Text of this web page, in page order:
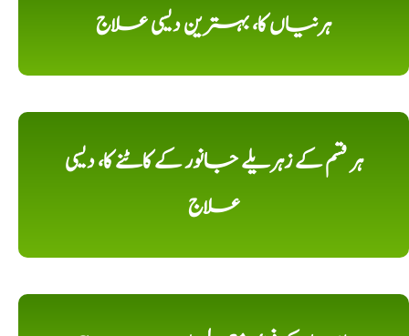
ہرنیاں کا، بہترین دیسی علاج
ہر قسم کے زہریلے جانور کے کاٹنے کا، دیسی
علاج